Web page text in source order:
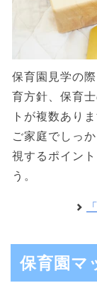
保育園見学の
育方針、保育
トが複数ありま
ご家庭でしっ
視するポイン
う。
保育園マ